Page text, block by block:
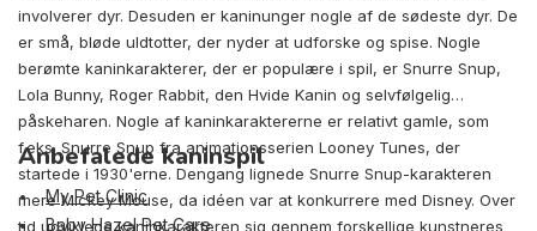
involverer dyr. Desuden er kaninunger nogle af de sødeste dyr. De
er små, bløde uldtotter, der nyder at udforske og spise. Nogle
berømte kaninkarakterer, der er populære i spil, er Snurre Snup,
Lola Bunny, Roger Rabbit, den Hvide Kanin og selvfølgelig
påskeharen. Nogle af kaninkaraktererne er relativt gamle, som
f.eks. Snurre Snup fra animationsserien Looney Tunes, der
startede i 1930'erne. Dengang lignede Snurre Snup-karakteren
mere Mickey Mouse, da idéen var at konkurrere med Disney. Over
tid udviklede kaninkarakteren sig gennem forskellige kunstneres
Anbefalede kaninspil
My Pet Clinic
Baby Hazel Pet Care